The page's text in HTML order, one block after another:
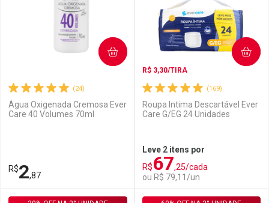
Comprar sem Desconto
Por R$ 3,19/cada
Por R$ 3,19/cada
Comprar sem Desconto
Por R$ 22,30/cada
Comprar sem Desconto
Por R$ 22,30/cada
(24)
Água Oxigenada Cremosa Ever
Care 40 Volumes 70ml
R$2,87
COMPRAR
(169)
R$ 3,30/TIRA
Roupa Intima Descartável Ever
Care G/EG 24 Unidades
Leve 2 itens por
R$67,25/cada
ou R$ 79,11/un
COMPRAR